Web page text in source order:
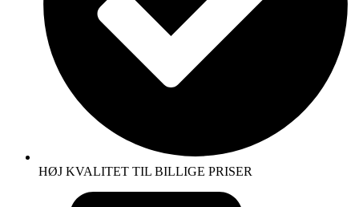
HØJ KVALITET TIL BILLIGE PRISER